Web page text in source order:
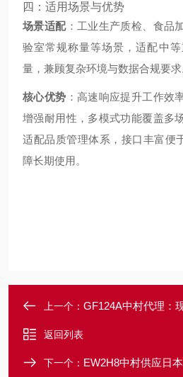
四：适用场景与优势
场景适配：工业生产质检、食品
验室常规称量等场景，适配中
量，兼顾复杂环境与数据合规要求
核心优势 ：高速响应提升工作效
增强耐用性，多模式功能覆盖多
适配品质管理体系，接口丰富便
障长期使用。
上一个： GF124A中村代理：现货
返回列表
下一个： EW2H8中村供应日本进口